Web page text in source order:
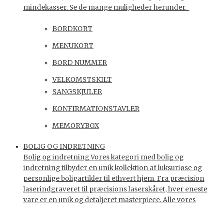
mindekasser. Se de mange muligheder herunder.
BORDKORT
MENUKORT
BORD NUMMER
VELKOMSTSKILT
SANGSKJULER
KONFIRMATIONSTAVLER
MEMORYBOX
BOLIG OG INDRETNING
Bolig og indretning Vores kategori med bolig og
indretning tilbyder en unik kollektion af luksuriøse og
personlige boligartikler til ethvert hjem. Fra præcision
laserindgraveret til præcisions laserskåret, hver eneste
vare er en unik og detaljeret masterpiece. Alle vores